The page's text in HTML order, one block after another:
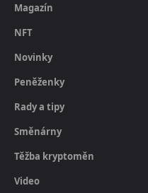
Magazín
NFT
Novinky
Peněženky
Rady a tipy
Směnárny
Těžba kryptoměn
Video